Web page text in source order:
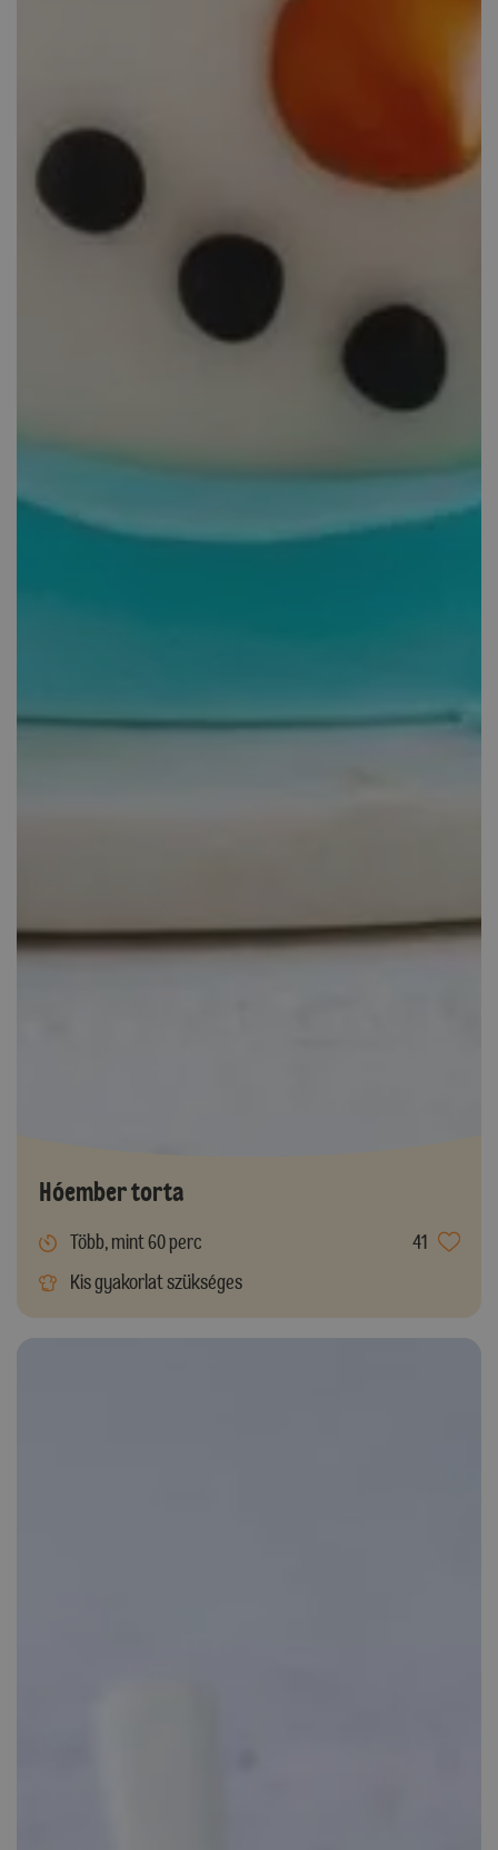
Hóember torta
Több, mint 60 perc
41
Kis gyakorlat szükséges